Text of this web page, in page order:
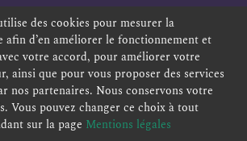
OFFRES D'EMPLOI SIGNALEMENT
PLAN DU SITE
POLITIQUE DE CONFIDENTIALITÉ
LÉGALES CONTACT
des cookies pour mesurer la
d’en améliorer le fonctionnement et
votre accord, pour améliorer votre
ainsi que pour vous proposer des services
nos partenaires. Nous conservons votre
Vous pouvez changer ce choix à tout
sur la page Mentions légales